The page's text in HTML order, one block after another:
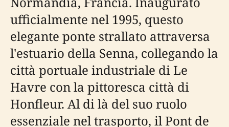
ufficialmente nel 1995, questo
elegante ponte strallato attraversa
l'estuario della Senna, collegando la
città portuale industriale di Le
Havre con la pittoresca città di
Honfleur. Al di là del suo ruolo
essenziale nel trasporto, il Pont de